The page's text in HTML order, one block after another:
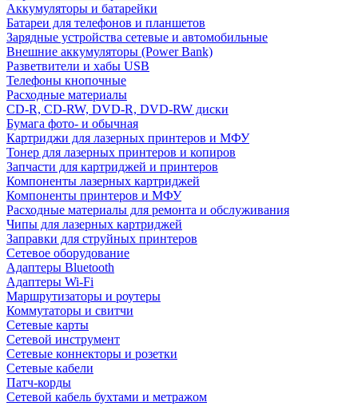
Аккумуляторы и батарейки
Батареи для телефонов и планшетов
Зарядные устройства сетевые и автомобильные
Внешние аккумуляторы (Power Bank)
Разветвители и хабы USB
Телефоны кнопочные
Расходные материалы
CD-R, CD-RW, DVD-R, DVD-RW диски
Бумага фото- и обычная
Картриджи для лазерных принтеров и МФУ
Тонер для лазерных принтеров и копиров
Запчасти для картриджей и принтеров
Компоненты лазерных картриджей
Компоненты принтеров и МФУ
Расходные материалы для ремонта и обслуживания
Чипы для лазерных картриджей
Заправки для струйных принтеров
Сетевое оборудование
Адаптеры Bluetooth
Адаптеры Wi-Fi
Маршрутизаторы и роутеры
Коммутаторы и свитчи
Сетевые карты
Сетевой инструмент
Сетевые коннекторы и розетки
Сетевые кабели
Патч-корды
Сетевой кабель бухтами и метражом